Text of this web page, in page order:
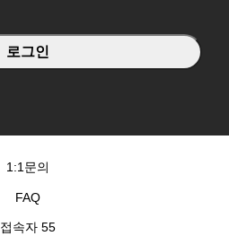
1:1문의
FAQ
접속자 55